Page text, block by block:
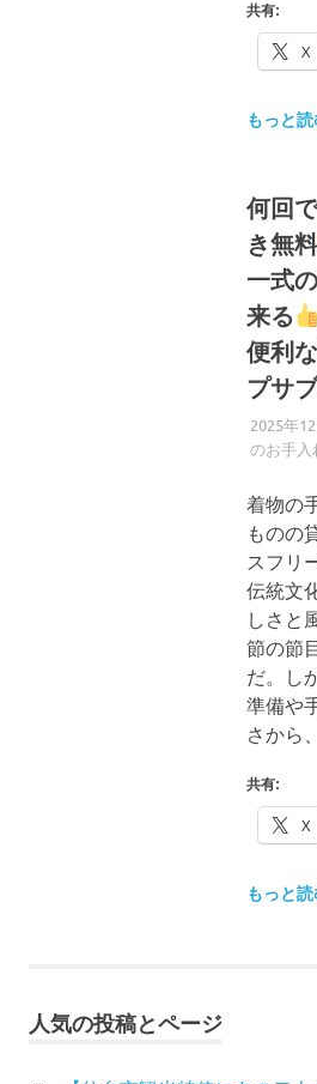
共有:
X
もっと読
何回
き無料
一式
来る
便利
プサ
2025年
のお手入
着物の
ものの
スフリ
伝統文
しさと
節の節
だ。し
準備や
さから
共有:
X
もっと読
人気の投稿とページ